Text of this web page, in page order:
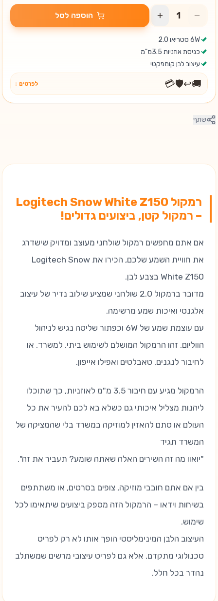
הוספה לסל
6W סטריאו 2.0
כניסת אוזניות 3.5מ"מ
עיצוב לבן קומפקטי
🚚
↩️
🛡️
💳 לפרטים ↓
שתף
רמקול Logitech Snow White Z150
– רמקול קטן, ביצועים גדולים!
אם אתם מחפשים רמקול שולחני מעוצב ומדויק שישדרג
את חוויית השמע שלכם, הכירו את Logitech Snow
White Z150 בצבע לבן.
מדובר ברמקול 2.0 שולחני שמציע שילוב נדיר של עיצוב
אלגנטי ואיכות שמע מרשימה.
עם עוצמת שמע של 6W וכפתור שליטה נגיש לניהול
הווליום, זהו הרמקול המושלם לשימוש ביתי, למשרד, או
לחיבור לנגנים, טאבלטים ואפילו אייפון.
הרמקול מגיע עם חיבור 3.5 מ"מ לאוזניות, כך שתוכלו
ליהנות מצליל איכותי גם כשלא בא לכם להעיר את כל
העולם או סתם להאזין למוזיקה במשרד בלי שהמציקה של
המשרד תגיד
"יואוו מה זה השירים האלה שאתה שומע? תעביר את זה".
בין אם אתם חובבי מוזיקה, צופים בסרטים, או משתתפים
בשיחות וידאו – הרמקול הזה מספק ביצועים שיתאימו לכל
שימוש.
העיצוב הלבן המינימליסטי הופך אותו לא רק לפריט
טכנולוגי מתקדם, אלא גם לפריט עיצובי מרשים שמשתלב
נהדר בכל חלל.